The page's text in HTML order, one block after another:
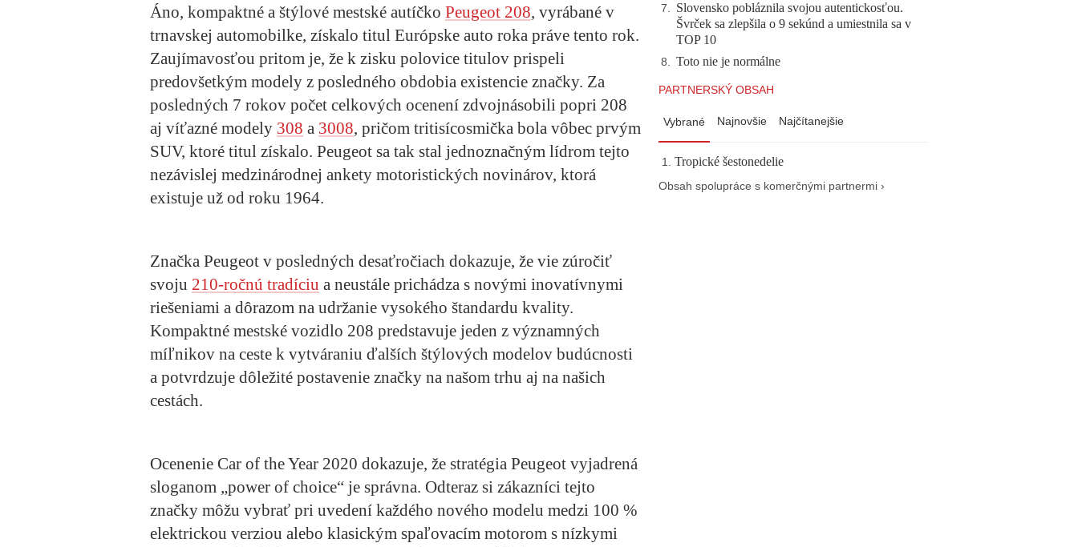
Áno, kompaktné a štýlové mestské autíčko Peugeot 208, vyrábané v
trnavskej automobilke, získalo titul Európske auto roka práve tento rok.
Zaujímavosťou pritom je, že k zisku polovice titulov prispeli
predovšetkým modely z posledného obdobia existencie značky. Za
posledných 7 rokov počet celkových ocenení zdvojnásobili popri 208
aj víťazné modely 308 a 3008, pričom tritisícosmička bola vôbec prvým
SUV, ktoré titul získalo. Peugeot sa tak stal jednoznačným lídrom tejto
nezávislej medzinárodnej ankety motoristických novinárov, ktorá
existuje už od roku 1964.
Značka Peugeot v posledných desaťročiach dokazuje, že vie zúročiť
svoju 210-ročnú tradíciu a neustále prichádza s novými inovatívnymi
riešeniami a dôrazom na udržanie vysokého štandardu kvality.
Kompaktné mestské vozidlo 208 predstavuje jeden z významných
míľnikov na ceste k vytváraniu ďalších štýlových modelov budúcnosti
a potvrdzuje dôležité postavenie značky na našom trhu aj na našich
cestách.
Ocenenie Car of the Year 2020 dokazuje, že stratégia Peugeot vyjadrená
sloganom „power of choice“ je správna. Odteraz si zákazníci tejto
značky môžu vybrať pri uvedení každého nového modelu medzi 100 %
elektrickou verziou alebo klasickým spaľovacím motorom s nízkymi
7. Slovensko pobláznila svojou autentickosťou.
Švrček sa zlepšila o 9 sekúnd a umiestnila sa v
TOP 10
8. Toto nie je normálne
PARTNERSKÝ OBSAH
Vybrané Najnovšie Najčítanejšie
Tropické šestonedelie
Obsah spolupráce s komerčnými partnermi ›